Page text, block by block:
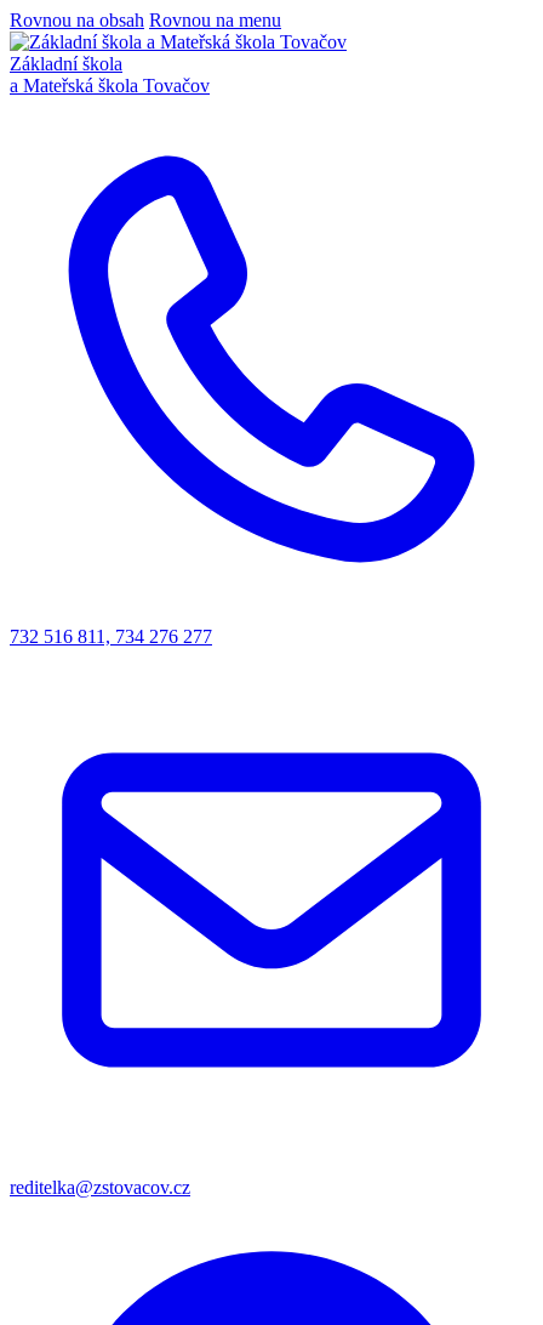
Rovnou na obsah Rovnou na menu
Základní škola
a Mateřská škola Tovačov
732 516 811, 734 276 277
reditelka@zstovacov.cz